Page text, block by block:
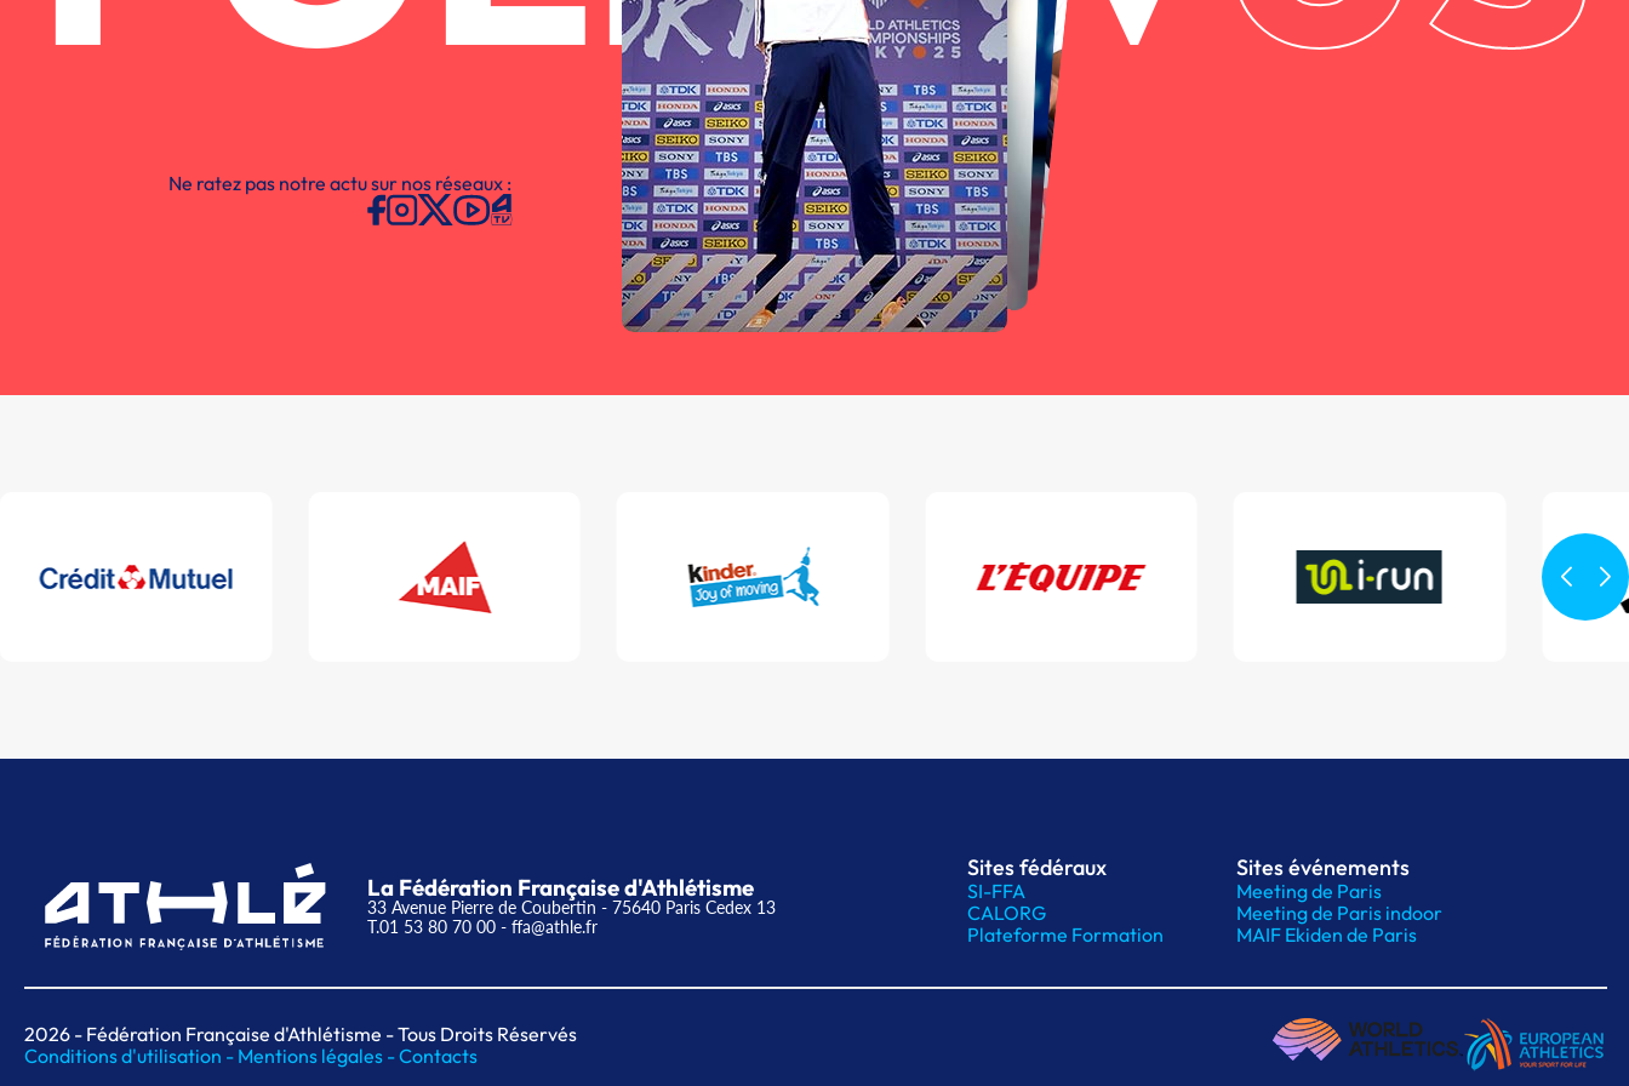
Ne ratez pas notre actu sur nos réseaux :
La Fédération Française d'Athlétisme
33 Avenue Pierre de Coubertin - 75640 Paris Cedex 13
T.01 53 80 70 00 - ffa@athle.fr
Sites fédéraux
SI-FFA
CALORG
Plateforme Formation
Sites événements
Meeting de Paris
Meeting de Paris indoor
MAIF Ekiden de Paris
2026 - Fédération Française d'Athlétisme - Tous Droits Réservés
Conditions d'utilisation - Mentions légales -Contacts